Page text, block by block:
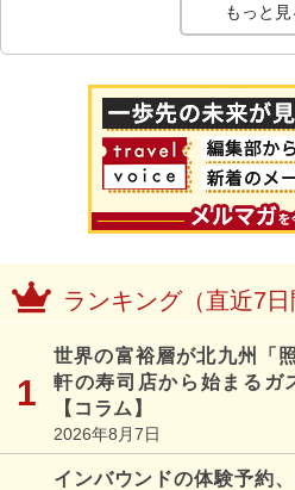
もっと見
ランキング（直近7日
世界の富裕層が北九州「
軒の寿司店から始まるガ
【コラム】
2026年8月7日
インバウンドの体験予約